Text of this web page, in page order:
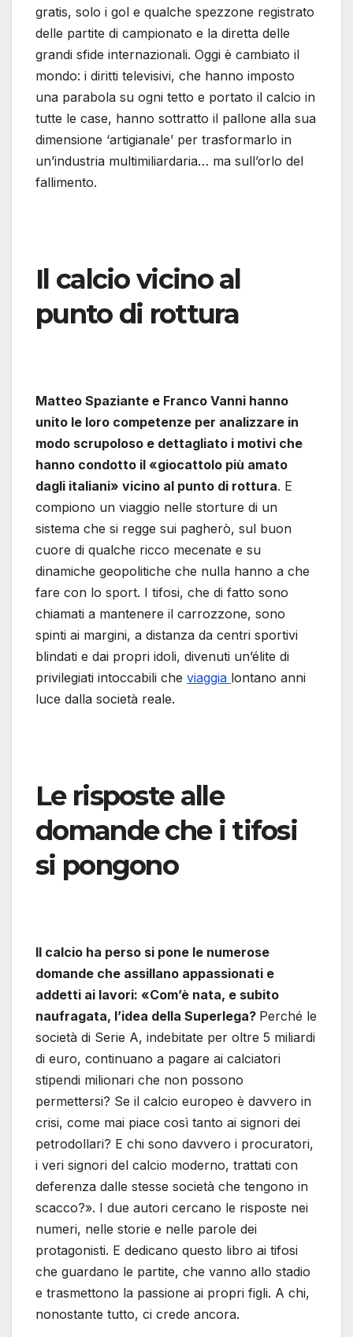
gratis, solo i gol e qualche spezzone registrato
delle partite di campionato e la diretta delle
grandi sfide internazionali. Oggi è cambiato il
mondo: i diritti televisivi, che hanno imposto
una parabola su ogni tetto e portato il calcio in
tutte le case, hanno sottratto il pallone alla sua
dimensione ‘artigianale’ per trasformarlo in
un’industria multimiliardaria… ma sull’orlo del
fallimento.
Il calcio vicino al
punto di rottura
Matteo Spaziante e Franco Vanni hanno
unito le loro competenze per analizzare in
modo scrupoloso e dettagliato i motivi che
hanno condotto il «giocattolo più amato
dagli italiani» vicino al punto di rottura. E
compiono un viaggio nelle storture di un
sistema che si regge sui pagherò, sul buon
cuore di qualche ricco mecenate e su
dinamiche geopolitiche che nulla hanno a che
fare con lo sport. I tifosi, che di fatto sono
chiamati a mantenere il carrozzone, sono
spinti ai margini, a distanza da centri sportivi
blindati e dai propri idoli, divenuti un’élite di
privilegiati intoccabili che viaggia lontano anni
luce dalla società reale.
Le risposte alle
domande che i tifosi
si pongono
Il calcio ha perso si pone le numerose
domande che assillano appassionati e
addetti ai lavori: «Com’è nata, e subito
naufragata, l’idea della Superlega? Perché le
società di Serie A, indebitate per oltre 5 miliardi
di euro, continuano a pagare ai calciatori
stipendi milionari che non possono
permettersi? Se il calcio europeo è davvero in
crisi, come mai piace così tanto ai signori dei
petrodollari? E chi sono davvero i procuratori,
i veri signori del calcio moderno, trattati con
deferenza dalle stesse società che tengono in
scacco?». I due autori cercano le risposte nei
numeri, nelle storie e nelle parole dei
protagonisti. E dedicano questo libro ai tifosi
che guardano le partite, che vanno allo stadio
e trasmettono la passione ai propri figli. A chi,
nonostante tutto, ci crede ancora.